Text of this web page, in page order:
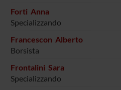
Forti Anna
Specializzando
Francescon Alberto
Borsista
Frontalini Sara
Specializzando